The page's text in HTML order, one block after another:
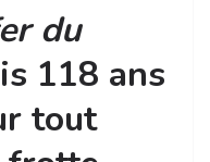
du
118 ans
tout